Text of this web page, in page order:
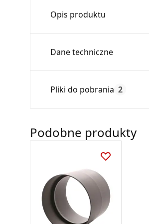
Opis produktu
Dane techniczne:
SPK
• Grubość ścianki: 2 mm
• Temperatura pracy: do
• Wykończenie: kolor
Dane techniczne
Max. temperatura:
Pliki do pobrania 2
przylaczy-kominowych-
Podobne produkty